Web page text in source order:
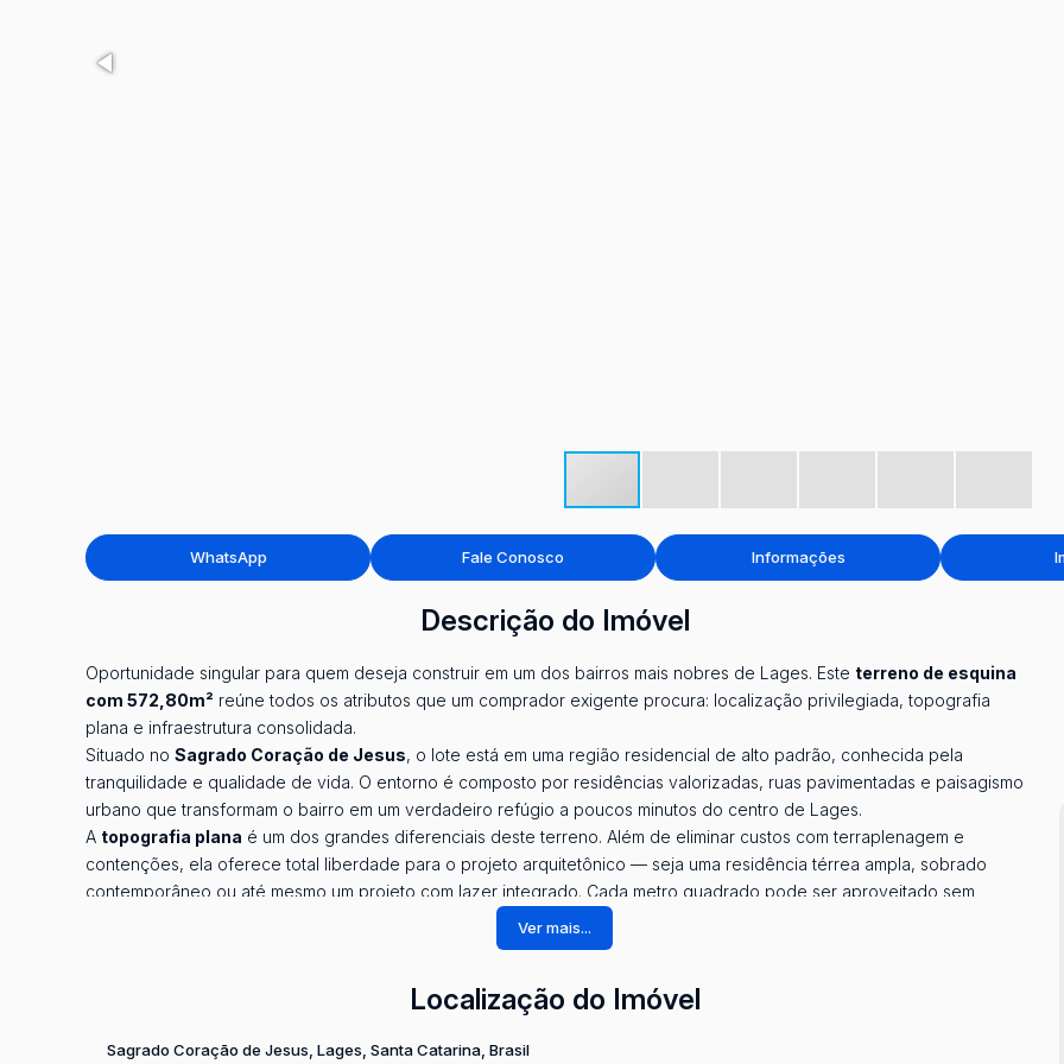
WhatsApp Fale Conosco Informações
Descrição do Imóvel
Oportunidade singular para quem deseja construir em um dos bairros mais nobres de Lages. Este terreno de esquina
com 572,80m² reúne todos os atributos que um comprador exigente procura: localização privilegiada, topografia
plana e infraestrutura consolidada.
Situado no Sagrado Coração de Jesus, o lote está em uma região residencial de alto padrão, conhecida pela
tranquilidade e qualidade de vida. O entorno é composto por residências valorizadas, ruas pavimentadas e paisagismo
urbano que transformam o bairro em um verdadeiro refúgio a poucos minutos do centro de Lages.
A topografia plana é um dos grandes diferenciais deste terreno. Além de eliminar custos com terraplenagem e
contenções, ela oferece total liberdade para o projeto arquitetônico — seja uma residência térrea ampla, sobrado
contemporâneo ou até mesmo um projeto com lazer integrado. Cada metro quadrado pode ser aproveitado sem
ventilação e iluminação natural privilegiadas
proporciona são atributos que fazem diferença tanto para morar quanto para investir.
Educação:escolas de 1º e 2º grau nas proximidades
Ver mais...
Localização do Imóvel
Sagrado Coração de Jesus Lages Santa Catarina Brasil